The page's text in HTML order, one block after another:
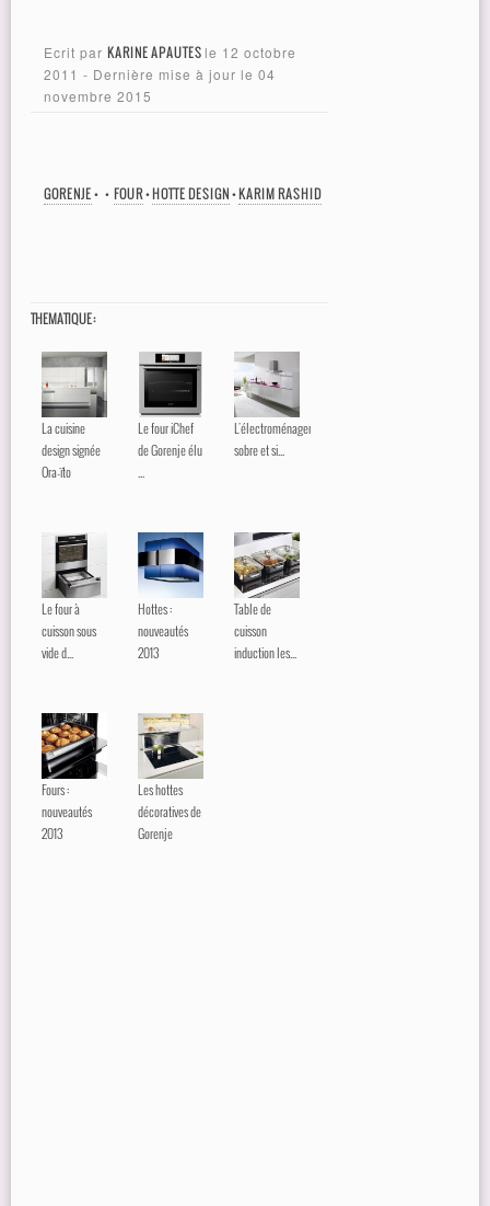
Ecrit par KARINE APAUTES le 12 octobre
2011 - Dernière mise à jour le 04
novembre 2015
GORENJE• • FOUR•HOTTE DESIGN•KARIM RASHID
THEMATIQUE :
La cuisine
design signée
Ora-ïto
Le four iChef
de Gorenje élu
L'électroménager
sobre et si...
Le four à
cuisson sous
vide d...
Hottes :
nouveautés
2013
Table de
cuisson
induction les...
Fours :
nouveautés
2013
Les hottes
décoratives de
Gorenje